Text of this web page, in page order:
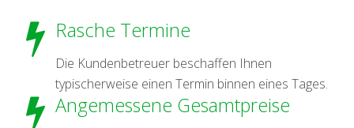
Rasche Termine
Die Kundenbetreuer beschaffen Ihnen
typischerweise einen Termin binnen eines Tages.
Angemessene Gesamtpreise